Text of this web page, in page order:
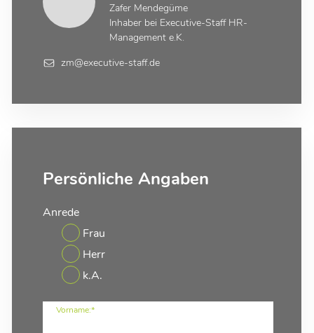
Zafer Mendegüme
Inhaber bei Executive-Staff HR-
Management e.K.
zm@executive-staff.de
Persönliche Angaben
Anrede
Frau
Herr
k.A.
Vorname:*